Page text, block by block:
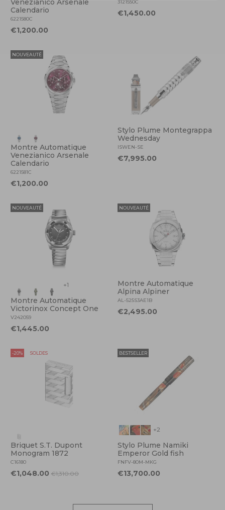
Venezianico Arsenale
Calendario
6221580C
€1,200.00
3121550C
€1,450.00
NOUVEAUTÉ
Montre Automatique
Venezianico Arsenale
Calendario
6221581C
€1,200.00
Stylo Plume Montegrappa
Wednesday
ISWEN-SE
€7,995.00
NOUVEAUTÉ
+1
Montre Automatique
Victorinox Concept One
V242059
€1,445.00
NOUVEAUTÉ
Montre Automatique
Alpina Alpiner
AL-525S3AE1B
€2,495.00
-20% SOLDES
Briquet S.T. Dupont
Monogram 1872
C16180
€1,048.00€1,310.00
BESTSELLER
+2
Stylo Plume Namiki
Emperor Gold fish
FNFV-80M-MKG
€13,700.00